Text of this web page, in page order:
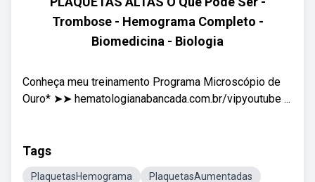
Trombose - Hemograma Completo -
Biomedicina - Biologia
Conheça meu treinamento Programa Microscópio de
Ouro* ➤➤ hematologianabancada.com.br/vipyoutube ...
Tags
PlaquetasHemograma PlaquetasAumentadas